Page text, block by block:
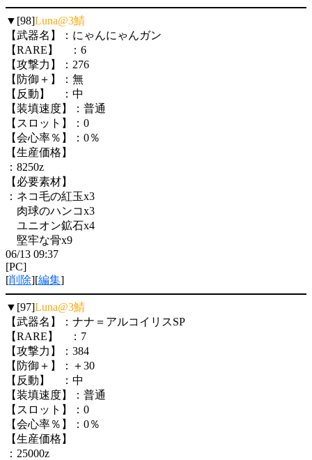
▼[98]Luna@3鯖
【武器名】：にゃんにゃんガン
【RARE】 ：6
【攻撃力】：276
【防御＋】：無
【反動】 ：中
【装填速度】：普通
【スロット】：0
【会心率％】：0％
【生産価格】
：8250z
【必要素材】
：ネコ毛の紅玉x3
肉球のハンコx3
ユニオン鉱石x4
堅牢な骨x9
06/13 09:37
[PC]
[削除][編集]
▼[97]Luna@3鯖
【武器名】：ナナ＝アルコイリスSP
【RARE】 ：7
【攻撃力】：384
【防御＋】：＋30
【反動】 ：中
【装填速度】：普通
【スロット】：0
【会心率％】：0％
【生産価格】
：25000z